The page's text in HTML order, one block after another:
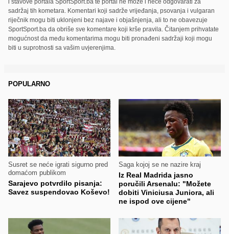
sadržaj tih kometara. Komentari koji sadrže vrijeđanja, psovanja i vulgaran
riječnik mogu biti uklonjeni bez najave i objašnjenja, ali to ne obavezuje
SportSport.ba da obriše sve komentare koji krše pravila. Čitanjem prihvatate
mogućnost da među komentarima mogu biti pronađeni sadržaji koji mogu
biti u suprotnosti sa vašim uvjerenjima.
POPULARNO
Susret se neće igrati sigurno pred
domaćom publikom
Sarajevo potvrdilo pisanja:
Savez suspendovao Koševo!
Saga kojoj se ne nazire kraj
Iz Real Madrida jasno
poručili Arsenalu: "Možete
dobiti Viniciusa Juniora, ali
ne ispod ove cijene"